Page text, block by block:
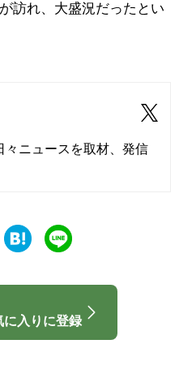
訪れ、大盛況だったとい
々ニュースを取材、発信
入りに登録